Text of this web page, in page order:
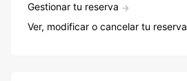
Gestionar tu reserva
Ver, modificar o cancelar tu reserva